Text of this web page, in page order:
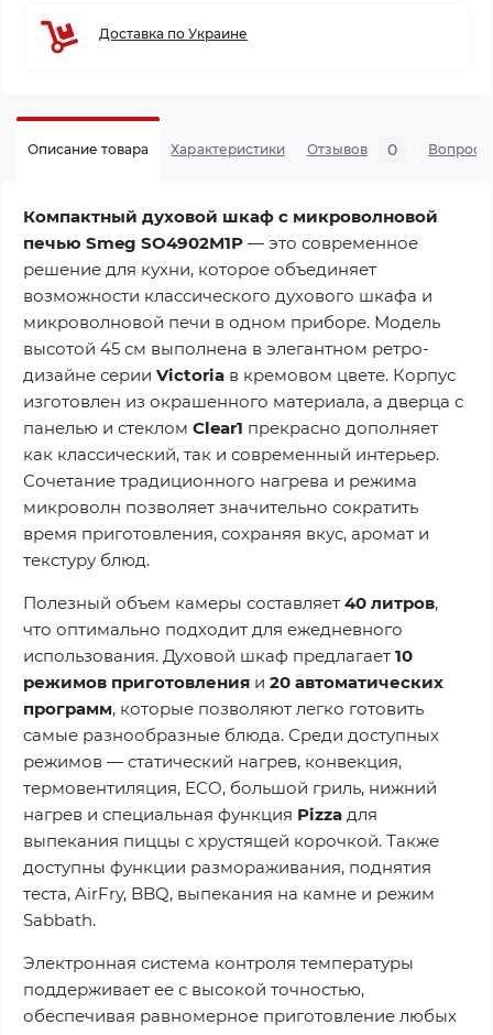
Доставка по Украине
Описание товара Характеристики Отзывов 0 Вопросы
Компактный духовой шкаф с микроволновой
печью Smeg SO4902M1P — это современное
решение для кухни, которое объединяет
возможности классического духового шкафа и
микроволновой печи в одном приборе. Модель
высотой 45 см выполнена в элегантном ретро-
дизайне серии Victoria в кремовом цвете. Корпус
изготовлен из окрашенного материала, а дверца с
панелью и стеклом Clear1 прекрасно дополняет
как классический, так и современный интерьер.
Сочетание традиционного нагрева и режима
микроволн позволяет значительно сократить
время приготовления, сохраняя вкус, аромат и
текстуру блюд.
Полезный объем камеры составляет 40 литров,
что оптимально подходит для ежедневного
использования. Духовой шкаф предлагает 10
режимов приготовления и 20 автоматических
программ, которые позволяют легко готовить
самые разнообразные блюда. Среди доступных
режимов — статический нагрев, конвекция,
термовентиляция, ECO, большой гриль, нижний
нагрев и специальная функция Pizza для
выпекания пиццы с хрустящей корочкой. Также
доступны функции размораживания, поднятия
теста, AirFry, BBQ, выпекания на камне и режим
Sabbath.
Электронная система контроля температуры
поддерживает ее с высокой точностью,
обеспечивая равномерное приготовление любых